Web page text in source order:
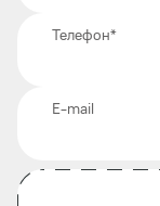
Телефон*
E-mail